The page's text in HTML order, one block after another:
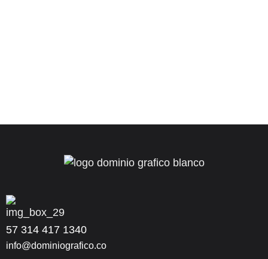
57 314 417 1340
info@dominiografico.co